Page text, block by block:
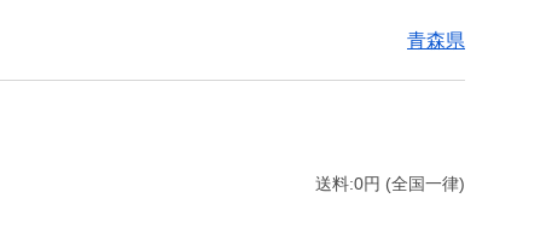
青森県
送料:0円 (全国一律)